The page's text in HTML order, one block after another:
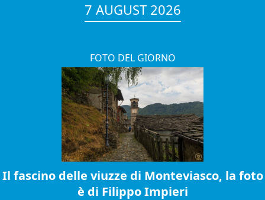
7 AUGUST 2026
FOTO DEL GIORNO
Il fascino delle viuzze di Monteviasco, la foto
è di Filippo Impieri